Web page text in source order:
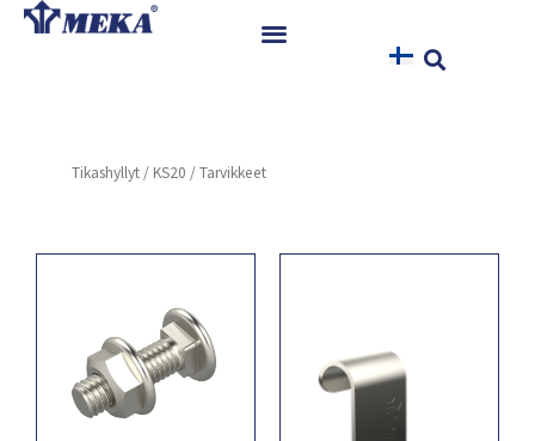
Siirry
Referenssit
Yhteystiedot
Tikashyllyt / KS20 / Tarvikkeet